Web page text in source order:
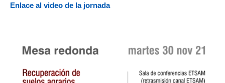
Enlace al video de la jornada